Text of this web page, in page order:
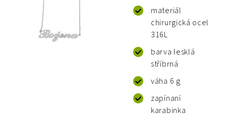
materiál
chirurgická ocel
316L
barva lesklá
stříbrná
váha 6 g
zapínaní
karabinka